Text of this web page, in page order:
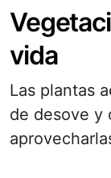
vida
Las plantas
de desove y